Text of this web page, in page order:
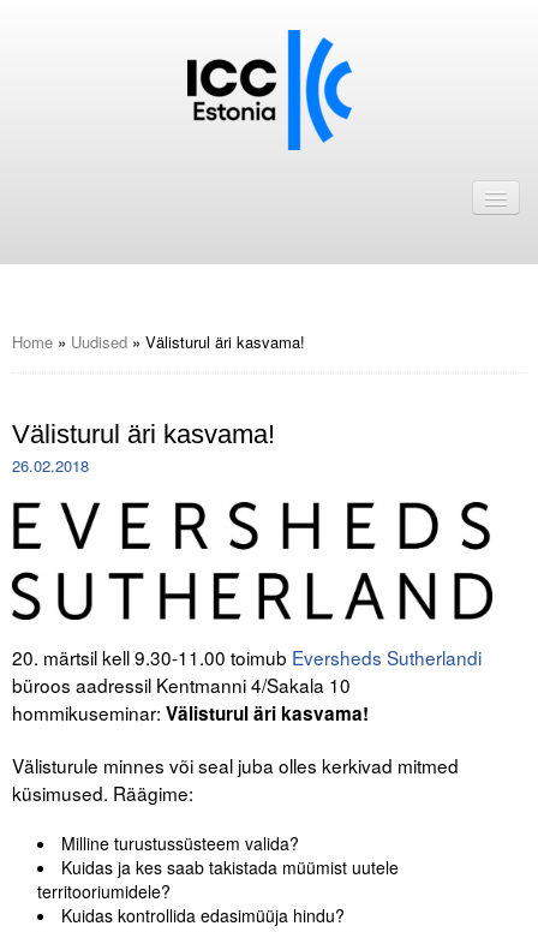
ICC Eesti liikmebaas
Astu ICC Eesti liikmeks!
ICC Eesti
Arvamus
ICC WBO
ICC komisjonid
Digiraamatukogu
Home » Uudised » Välisturul äri kasvama!
Välisturul äri kasvama!
26.02.2018
20. märtsil kell 9.30-11.00 toimub Eversheds Sutherlandi
büroos aadressil Kentmanni 4/Sakala 10
hommikuseminar: Välisturul äri kasvama!
Välisturule minnes või seal juba olles kerkivad mitmed
küsimused. Räägime:
Milline turustussüsteem valida?
Kuidas ja kes saab takistada müümist uutele
territooriumidele?
Kuidas kontrollida edasimüüja hindu?